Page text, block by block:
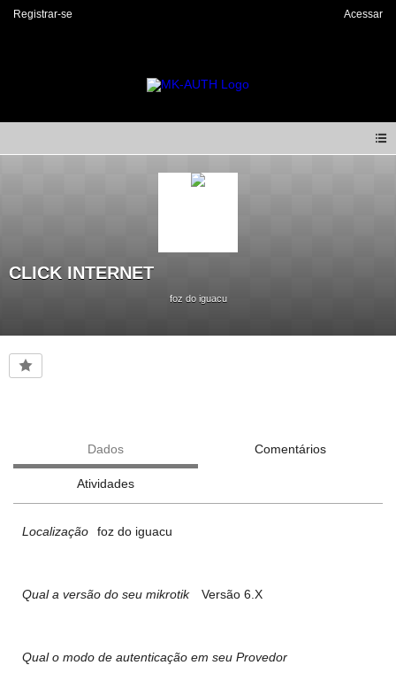
Registrar-se Acessar
CLICK INTERNET
foz do iguacu
Dados Comentários
Atividades
Localização foz do iguacu
Qual a versão do seu mikrotik Versão 6.X
Qual o modo de autenticação em seu Provedor